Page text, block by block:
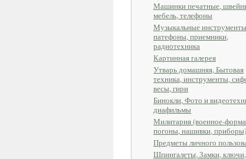
Машинки печатные,
мебель, телефоны
Музыкальные
патефоны, приемники,
радиотехника
Картинная галерея
Утварь домашняя, Бытовая
техника, инструменты,
весы, гири
Бинокли, Фото и
диафильмы
Милитария (военное-
погоны, нашивки, приборы)
Предметы личного
Шпингалеты, Замки,